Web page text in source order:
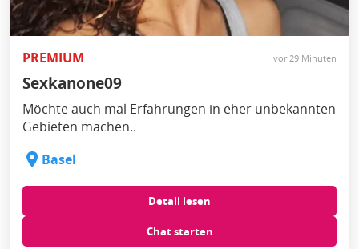
PREMIUM vor 29 Minuten
Sexkanone09
Möchte auch mal Erfahrungen in eher unbekannten
Gebieten machen..
Basel
Detail lesen
Chat starten